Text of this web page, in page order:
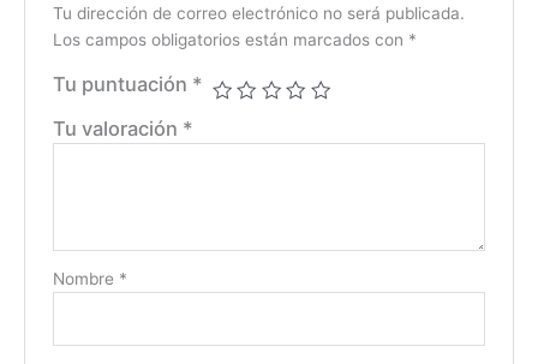
Tu dirección de correo electrónico no será publicada.
Los campos obligatorios están marcados con *
Tu puntuación *
Tu valoración *
Nombre *